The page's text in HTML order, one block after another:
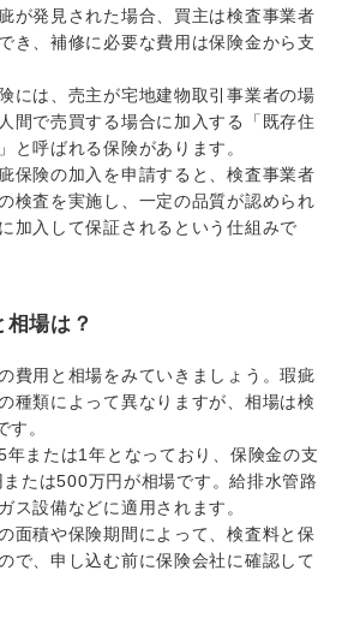
が発見された場合、買主は検査事業者
き、補修に必要な費用は保険金から支
には、売主が宅地建物取引事業者の場
間で売買する場合に加入する「既存住
と呼ばれる保険があります。
保険の加入を申請すると、検査事業者
検査を実施し、一定の品質が認められ
加入して保証されるという仕組みで
場は？
費用と相場をみていきましょう。瑕疵
種類によって異なりますが、相場は検
。
年または1年となっており、保険金の支
たは500万円が相場です。給排水管路
ス設備などに適用されます。
面積や保険期間によって、検査料と保
で、申し込む前に保険会社に確認して